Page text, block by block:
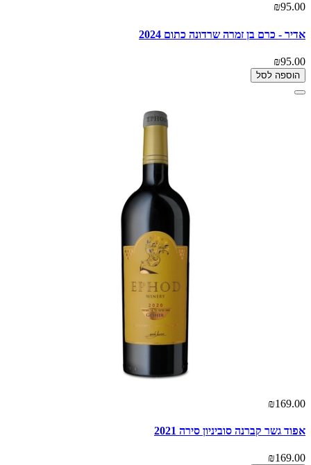
₪95.00
אדיר - כרם בן זמרה שרדונה כתום 2024
₪95.00
הוספה לסל
₪169.00
אפוד גשר קברנה סוביניון סירה 2021
₪169.00